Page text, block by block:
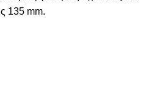
135 mm.